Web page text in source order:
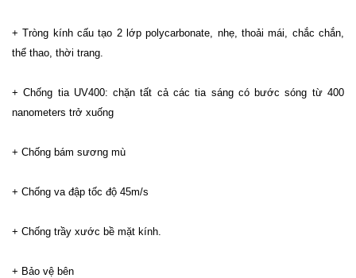
+ Tròng kính cấu tạo 2 lớp polycarbonate, nhẹ, thoải mái, chắc chắn,
thể thao, thời trang.
+ Chống tia UV400: chặn tất cả các tia sáng có bước sóng từ 400
nanometers trở xuống
+ Chống bám sương mù
+ Chống va đập tốc độ 45m/s
+ Chống trầy xước bề mặt kính.
+ Bảo vệ bên